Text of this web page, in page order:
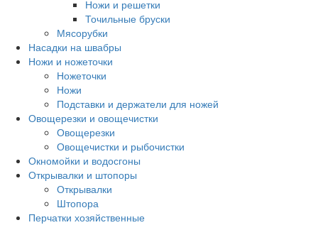
Ножи и решетки
Точильные бруски
Мясорубки
Насадки на швабры
Ножи и ножеточки
Ножеточки
Ножи
Подставки и держатели для ножей
Овощерезки и овощечистки
Овощерезки
Овощечистки и рыбочистки
Окномойки и водосгоны
Открывалки и штопоры
Открывалки
Штопора
Перчатки хозяйственные